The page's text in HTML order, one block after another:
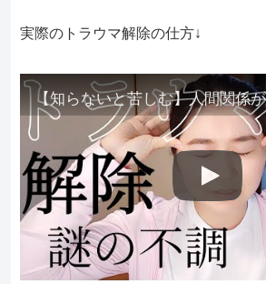
実際のトラウマ解除の仕方↓